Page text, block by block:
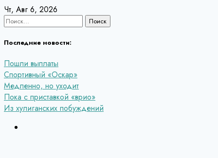
Перейти
к
Чт, Авг 6, 2026
Найти:
Последние новости:
Пошли выплаты
Спортивный «Оскар»
Медленно, но уходит
Пока с приставкой «врио»
Из хулиганских побуждений